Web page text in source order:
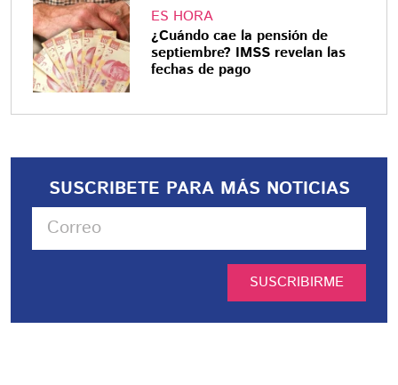
ES HORA
¿Cuándo cae la pensión de
septiembre? IMSS revelan las
fechas de pago
SUSCRIBETE PARA MÁS NOTICIAS
SUSCRIBIRME